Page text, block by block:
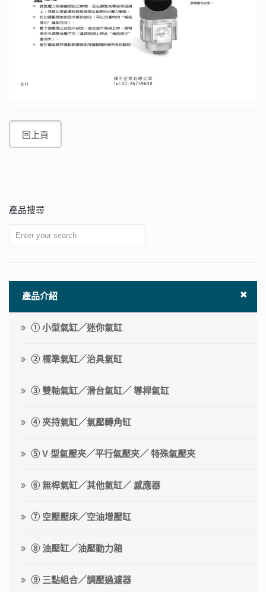
回上頁
產品搜尋
產品介紹
① 小型氣缸／迷你氣缸
② 標準氣缸／治具氣缸
③ 雙軸氣缸／滑台氣缸／ 導桿氣缸
④ 夾持氣缸／氣壓轉角缸
⑤ V 型氣壓夾／平行氣壓夾／ 特殊氣壓夾
⑥ 無桿氣缸／其他氣缸／ 感應器
⑦ 空壓壓床／空油增壓缸
⑧ 油壓缸／油壓動力箱
⑨ 三點組合／調壓過濾器